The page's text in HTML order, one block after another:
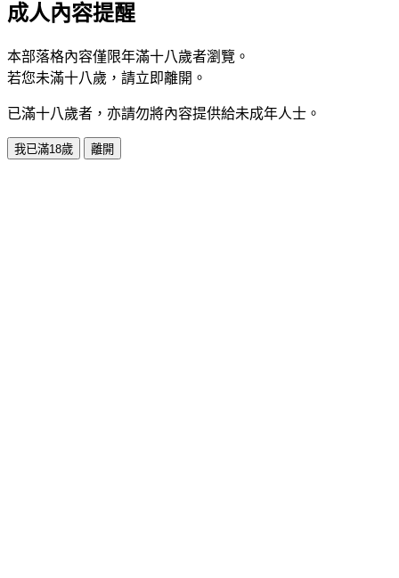
成人內容提醒
本部落格內容僅限年滿十八歲者瀏覽。
若您未滿十八歲，請立即離開。
已滿十八歲者，亦請勿將內容提供給未成年人士。
我已滿18歲 離開